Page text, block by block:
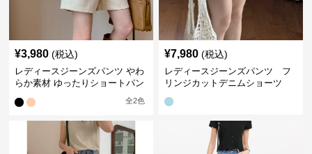
¥3,980 (税込)
レディースジーンズパンツ やわ
らか素材 ゆったりショートパン
全2色
¥7,980 (税込)
レディースジーンズパンツ フ
リンジカットデニムショーツ